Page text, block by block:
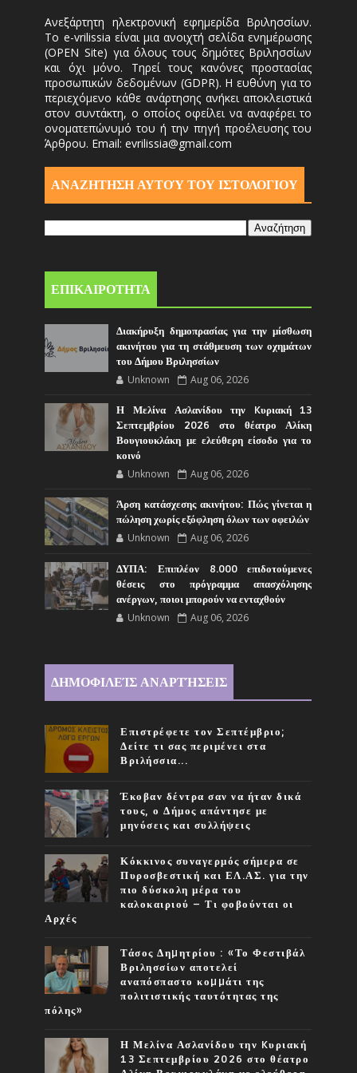
Ανεξάρτητη ηλεκτρονική εφημερίδα Βριλησσίων.
Το e-vrilissia είναι μια ανοιχτή σελίδα ενημέρωσης
(OPEN Site) για όλους τους δημότες Βριλησσίων
και όχι μόνο. Τηρεί τους κανόνες προστασίας
προσωπικών δεδομένων (GDPR). Η ευθύνη για το
περιεχόμενο κάθε ανάρτησης ανήκει αποκλειστικά
στον συντάκτη, ο οποίος οφείλει να αναφέρει το
ονοματεπώνυμό του ή την πηγή προέλευσης του
Άρθρου. Email: evrilissia@gmail.com
ΑΝΑΖΗΤΗΣΗ ΑΥΤΟΎ ΤΟΥ ΙΣΤΟΛΟΓΙΟΥ
ΕΠΙΚΑΙΡΟΤΗΤΑ
Διακήρυξη δημοπρασίας για την μίσθωση
ακινήτου για τη στάθμευση των οχημάτων
του Δήμου Βριλησσίων
Unknown Aug 06, 2026
Η Μελίνα Ασλανίδου την Kυριακή 13
Σεπτεμβρίου 2026 στο θέατρο Αλίκη
Βουγιουκλάκη με ελεύθερη είσοδο για το
κοινό
Unknown Aug 06, 2026
Άρση κατάσχεσης ακινήτου: Πώς γίνεται η
πώληση χωρίς εξόφληση όλων των οφειλών
Unknown Aug 06, 2026
ΔΥΠΑ: Επιπλέον 8.000 επιδοτούμενες
θέσεις στο πρόγραμμα απασχόλησης
ανέργων, ποιοι μπορούν να ενταχθούν
Unknown Aug 06, 2026
ΔΗΜΟΦΙΛΕΊΣ ΑΝΑΡΤΉΣΕΙΣ
Επιστρέφετε τον Σεπτέμβριο;
Δείτε τι σας περιμένει στα
Βριλήσσια...
Έκοβαν δέντρα σαν να ήταν δικά
τους, ο Δήμος απάντησε με
μηνύσεις και συλλήψεις
Κόκκινος συναγερμός σήμερα σε
Πυροσβεστική και ΕΛ.ΑΣ. για την
πιο δύσκολη μέρα του
καλοκαιριού – Τι φοβούνται οι
Αρχές
Τάσος Δηµητρίου : «Το Φεστιβάλ
Βριλησσίων αποτελεί
αναπόσπαστο κοµµάτι της
πολιτιστικής ταυτότητας της
πόλης»
Η Μελίνα Ασλανίδου την Kυριακή
13 Σεπτεμβρίου 2026 στο θέατρο